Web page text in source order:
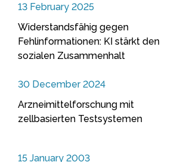
13 February 2025
Widerstandsfähig gegen
Fehlinformationen: KI stärkt den
sozialen Zusammenhalt
30 December 2024
Arzneimittelforschung mit
zellbasierten Testsystemen
15 January 2003